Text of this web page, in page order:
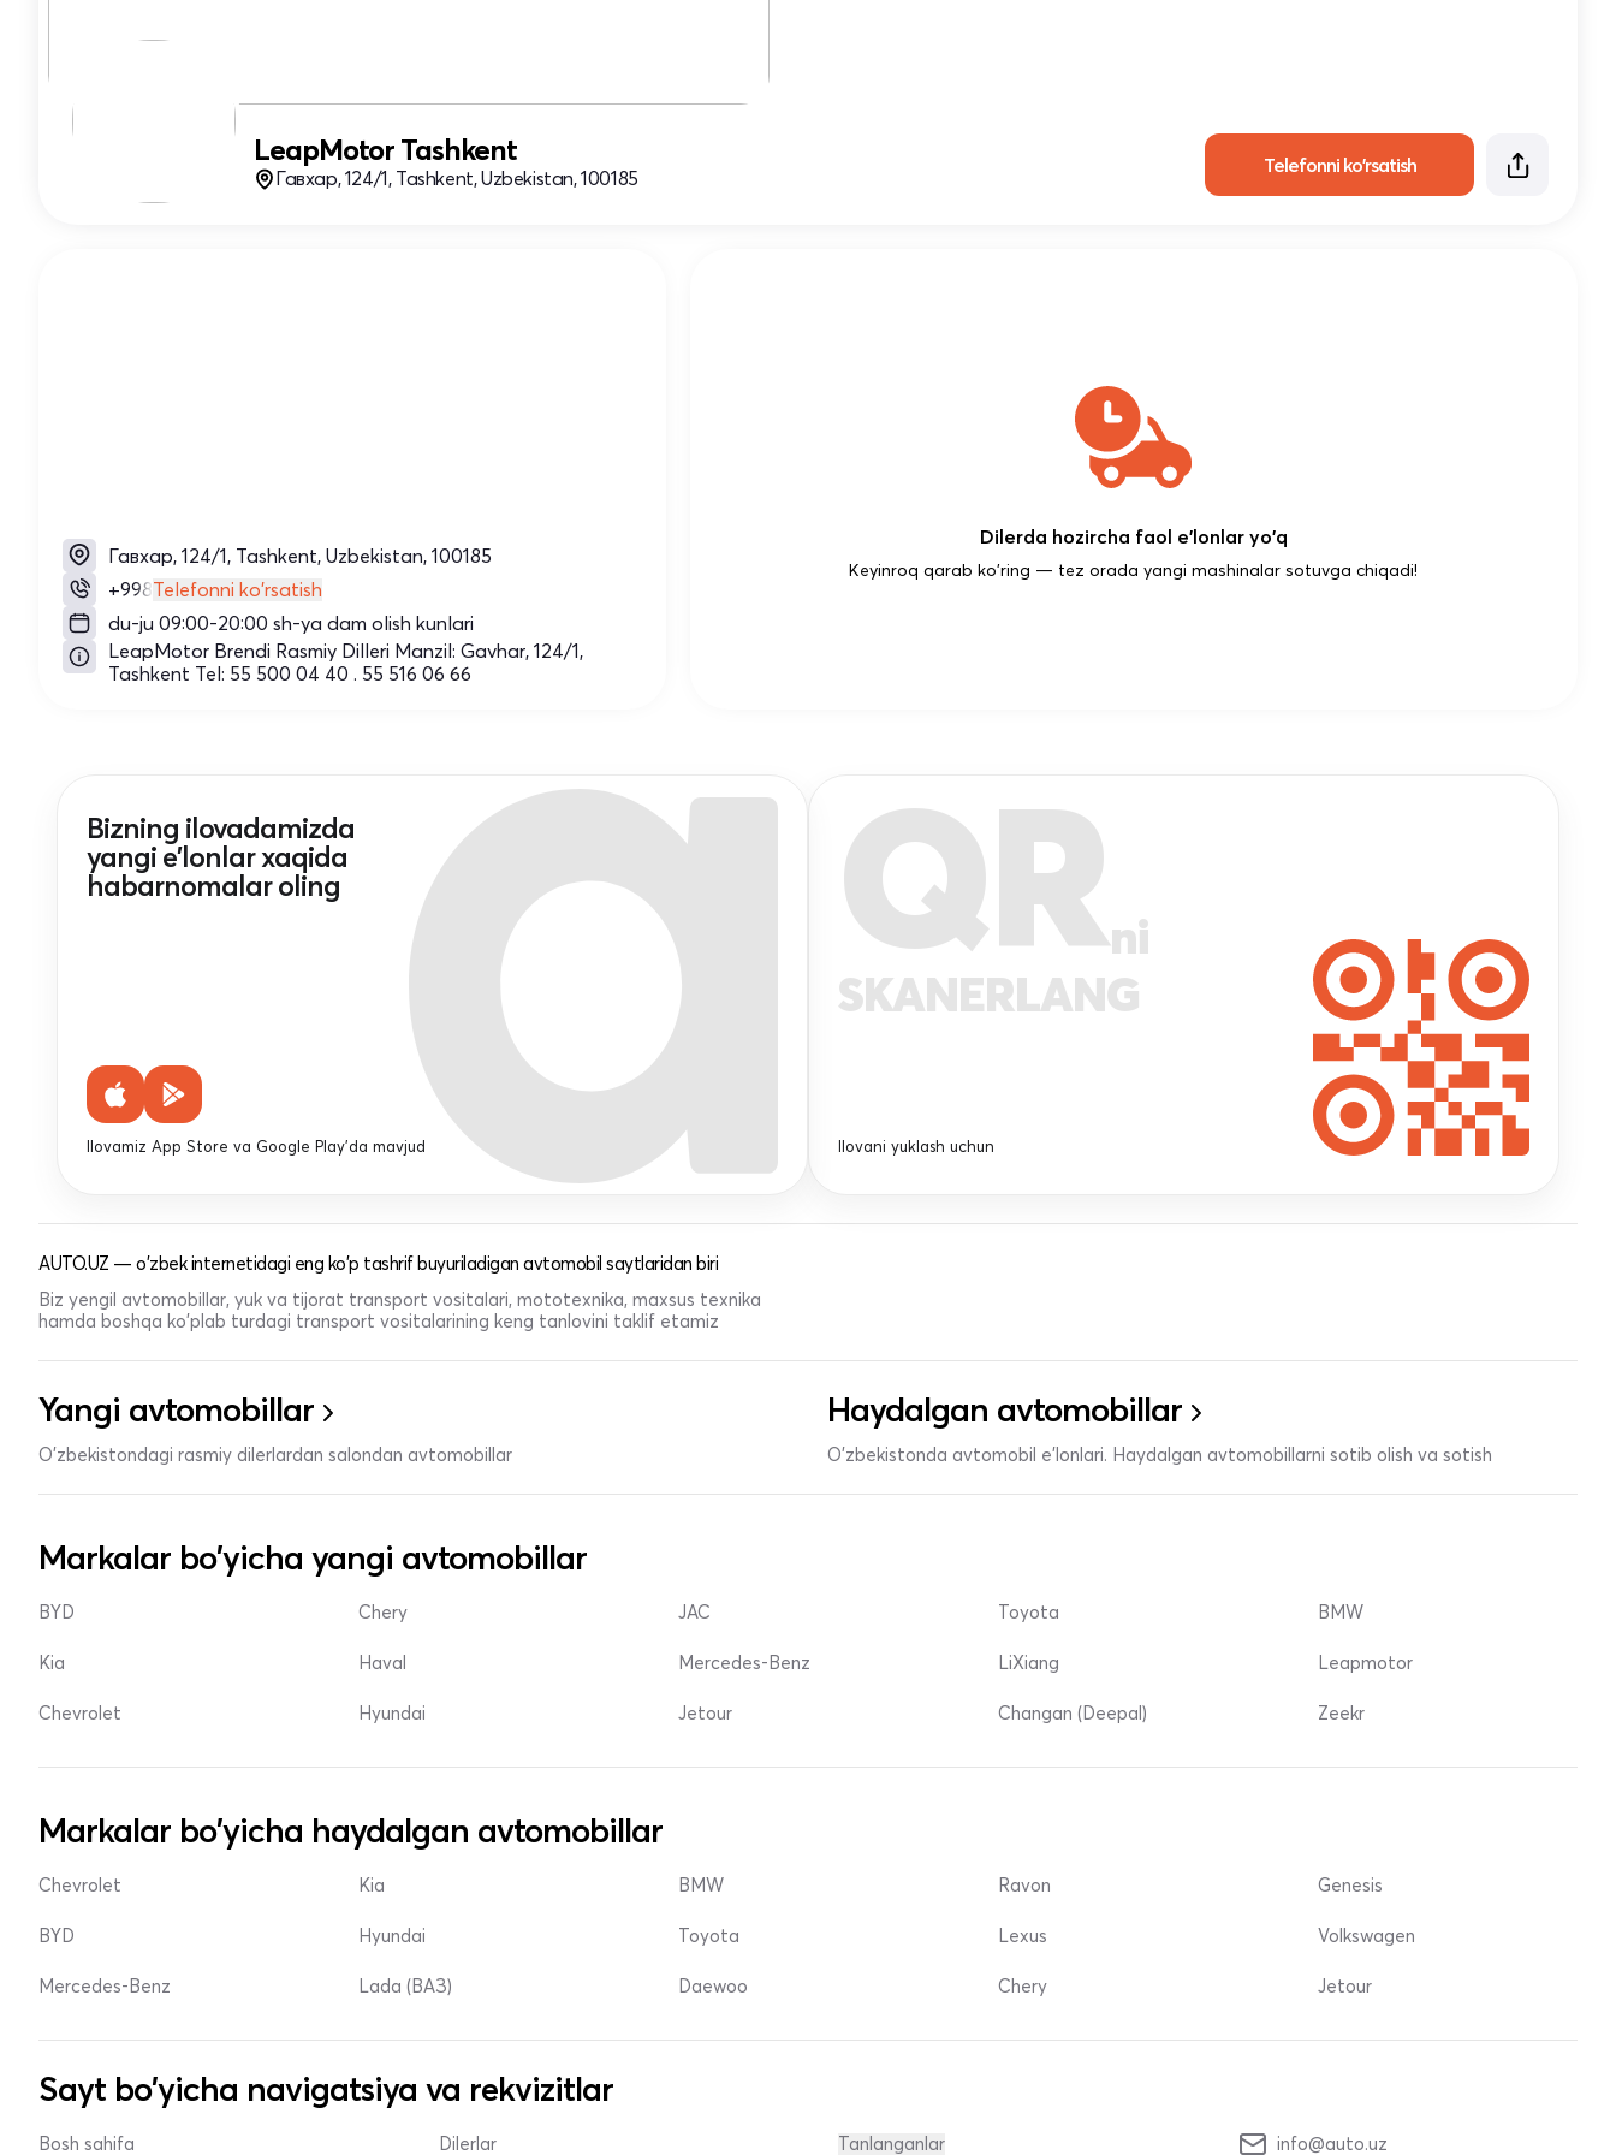
LeapMotor Tashkent
Гавхар, 124/1, Tashkent, Uzbekistan, 100185
Telefonni ko'rsatish
Гавхар, 124/1, Tashkent, Uzbekistan, 100185
+998Telefonni ko'rsatish
du-ju 09:00-20:00 sh-ya dam olish kunlari
LeapMotor Brendi Rasmiy Dilleri Manzil: Gavhar, 124/1,
Tashkent Tel: 55 500 04 40 . 55 516 06 66
Dilerda hozircha faol e'lonlar yo'q
Keyinroq qarab ko'ring — tez orada yangi mashinalar sotuvga chiqadi!
Bizning ilovadamizda
yangi e'lonlar xaqida
habarnomalar oling
Ilovamiz App Store va Google Play'da mavjud
QRni
SKANERLANG
Ilovani yuklash uchun
AUTO.UZ — o'zbek internetidagi eng ko'p tashrif buyuriladigan avtomobil saytlaridan biri
Biz yengil avtomobillar, yuk va tijorat transport vositalari, mototexnika, maxsus texnika
hamda boshqa ko'plab turdagi transport vositalarining keng tanlovini taklif etamiz
Yangi avtomobillar
O'zbekistondagi rasmiy dilerlardan salondan avtomobillar
Haydalgan avtomobillar
O'zbekistonda avtomobil e’lonlari. Haydalgan avtomobillarni sotib olish va sotish
Markalar bo'yicha yangi avtomobillar
BYD
Kia
Chevrolet
Chery
Haval
Hyundai
JAC
Mercedes-Benz
Jetour
Toyota
LiXiang
Changan (Deepal)
BMW
Leapmotor
Zeekr
Markalar bo'yicha haydalgan avtomobillar
Chevrolet
BYD
Mercedes-Benz
Kia
Hyundai
Lada (ВАЗ)
BMW
Toyota
Daewoo
Ravon
Lexus
Chery
Genesis
Volkswagen
Jetour
Sayt bo'yicha navigatsiya va rekvizitlar
Bosh sahifa Dilerlar Tanlanganlar info@auto.uz